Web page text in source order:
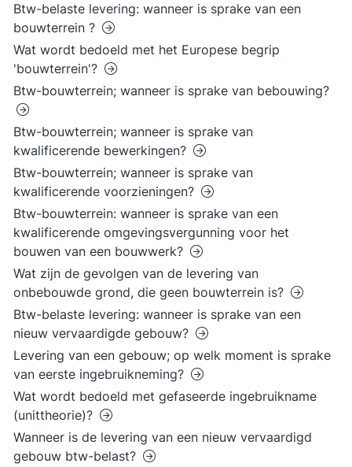
Btw-belaste levering: wanneer is sprake van een
bouwterrein ?
Wat wordt bedoeld met het Europese begrip
'bouwterrein'?
Btw-bouwterrein; wanneer is sprake van bebouwing?
Btw-bouwterrein; wanneer is sprake van
kwalificerende bewerkingen?
Btw-bouwterrein; wanneer is sprake van
kwalificerende voorzieningen?
Btw-bouwterrein: wanneer is sprake van een
kwalificerende omgevingsvergunning voor het
bouwen van een bouwwerk?
Wat zijn de gevolgen van de levering van
onbebouwde grond, die geen bouwterrein is?
Btw-belaste levering: wanneer is sprake van een
nieuw vervaardigde gebouw?
Levering van een gebouw; op welk moment is sprake
van eerste ingebruikneming?
Wat wordt bedoeld met gefaseerde ingebruikname
(unittheorie)?
Wanneer is de levering van een nieuw vervaardigd
gebouw btw-belast?